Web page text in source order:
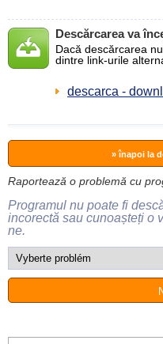
Descărcarea va
Dacă descărcarea
dintre link-urile
descarca -
» înapoi la
Raportează o problemă cu
Programul nu poate fi
incorectă sau cunoașteți o
ne.